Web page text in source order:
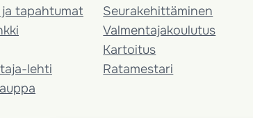
tapahtumat
lehti
Seura­kehittäminen
Valmentaja­koulutus
Kartoitus
Ratamestari